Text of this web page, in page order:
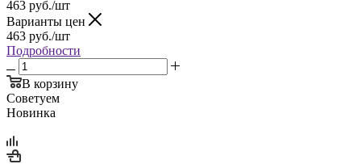
463 руб./шт
Варианты цен
463 руб./шт
Подробности
В корзину
Советуем
Новинка